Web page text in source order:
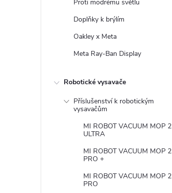
Proti modrému světlu
Doplňky k brýlím
Oakley x Meta
Meta Ray-Ban Display
Robotické vysavače
Příslušenství k robotickým
vysavačům
MI ROBOT VACUUM MOP 2
ULTRA
MI ROBOT VACUUM MOP 2
PRO +
MI ROBOT VACUUM MOP 2
PRO